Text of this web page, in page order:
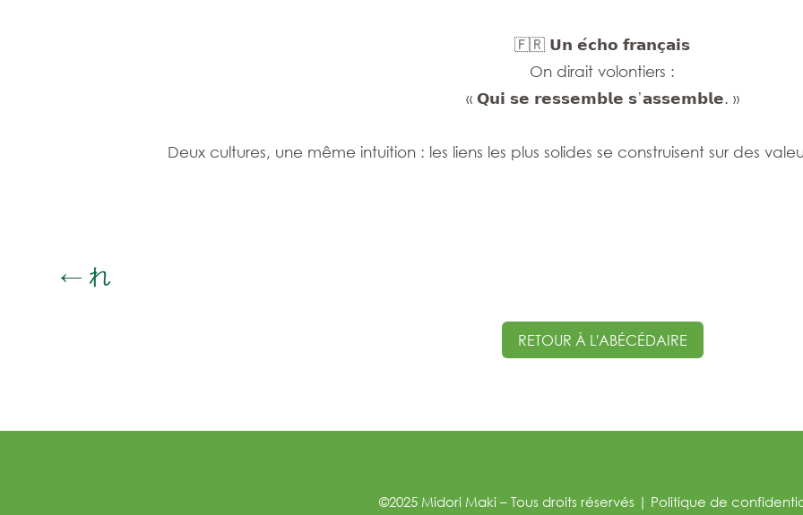
🇫🇷 𝗨𝗻 𝗲́𝗰𝗵𝗼 𝗳𝗿𝗮𝗻𝗰̧𝗮𝗶𝘀
On dirait volontiers :
« 𝗤𝘂𝗶 𝘀𝗲 𝗿𝗲𝘀𝘀𝗲𝗺𝗯𝗹𝗲 𝘀’𝗮𝘀𝘀𝗲𝗺𝗯𝗹𝗲. »
Deux cultures, une même intuition : les liens les plus solides se construisent sur des
← れ
RETOUR À L'ABÉCÉDAIRE
©2025 Midori Maki – Tous droits réservés | Politique de